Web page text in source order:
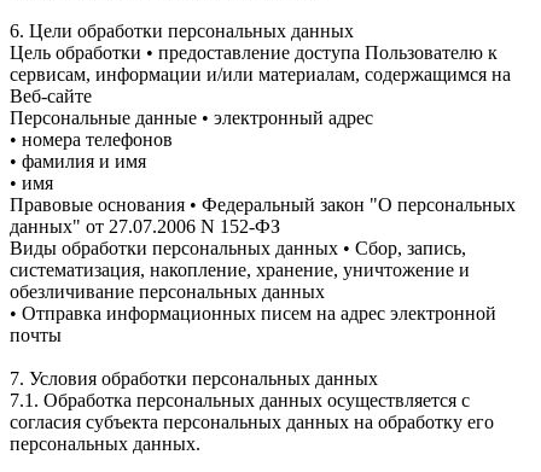
6. Цели обработки персональных данных
Цель обработки • предоставление доступа Пользователю к
сервисам, информации и/или материалам, содержащимся на
Веб-сайте
Персональные данные • электронный адрес
• номера телефонов
• фамилия и имя
• имя
Правовые основания • Федеральный закон "О персональных
данных" от 27.07.2006 N 152-ФЗ
Виды обработки персональных данных • Сбор, запись,
систематизация, накопление, хранение, уничтожение и
обезличивание персональных данных
• Отправка информационных писем на адрес электронной
почты
7. Условия обработки персональных данных
7.1. Обработка персональных данных осуществляется с
согласия субъекта персональных данных на обработку его
персональных данных.